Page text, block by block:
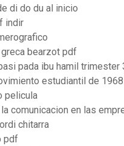
di do du al inicio
indir
bearzot pdf
pada ibu hamil trimester
estudiantil de
pelicula
comunicacion en las
chitarra
pdf